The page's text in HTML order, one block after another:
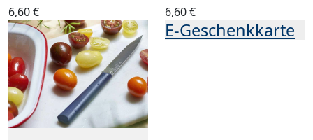
6,60 € 6,60 €
E-Geschenkkarte